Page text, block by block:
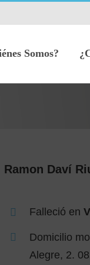
Somos?
Ramon Daví
Falleció en
Domicilio
Alegre, 2.